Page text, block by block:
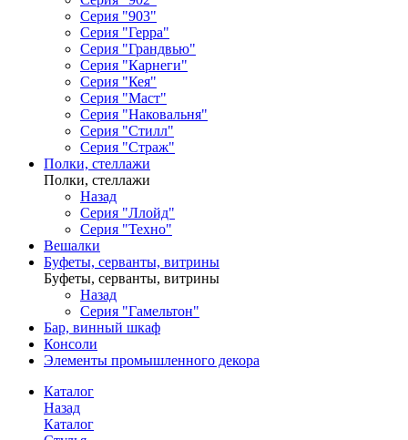
Серия "903"
Серия "Герра"
Серия "Грандвью"
Серия "Карнеги"
Серия "Кея"
Серия "Маст"
Серия "Наковальня"
Серия "Стилл"
Серия "Страж"
Полки, стеллажи
Полки, стеллажи
Назад
Серия "Ллойд"
Серия "Техно"
Вешалки
Буфеты, серванты, витрины
Буфеты, серванты, витрины
Назад
Серия "Гамельтон"
Бар, винный шкаф
Консоли
Элементы промышленного декора
Каталог
Назад
Каталог